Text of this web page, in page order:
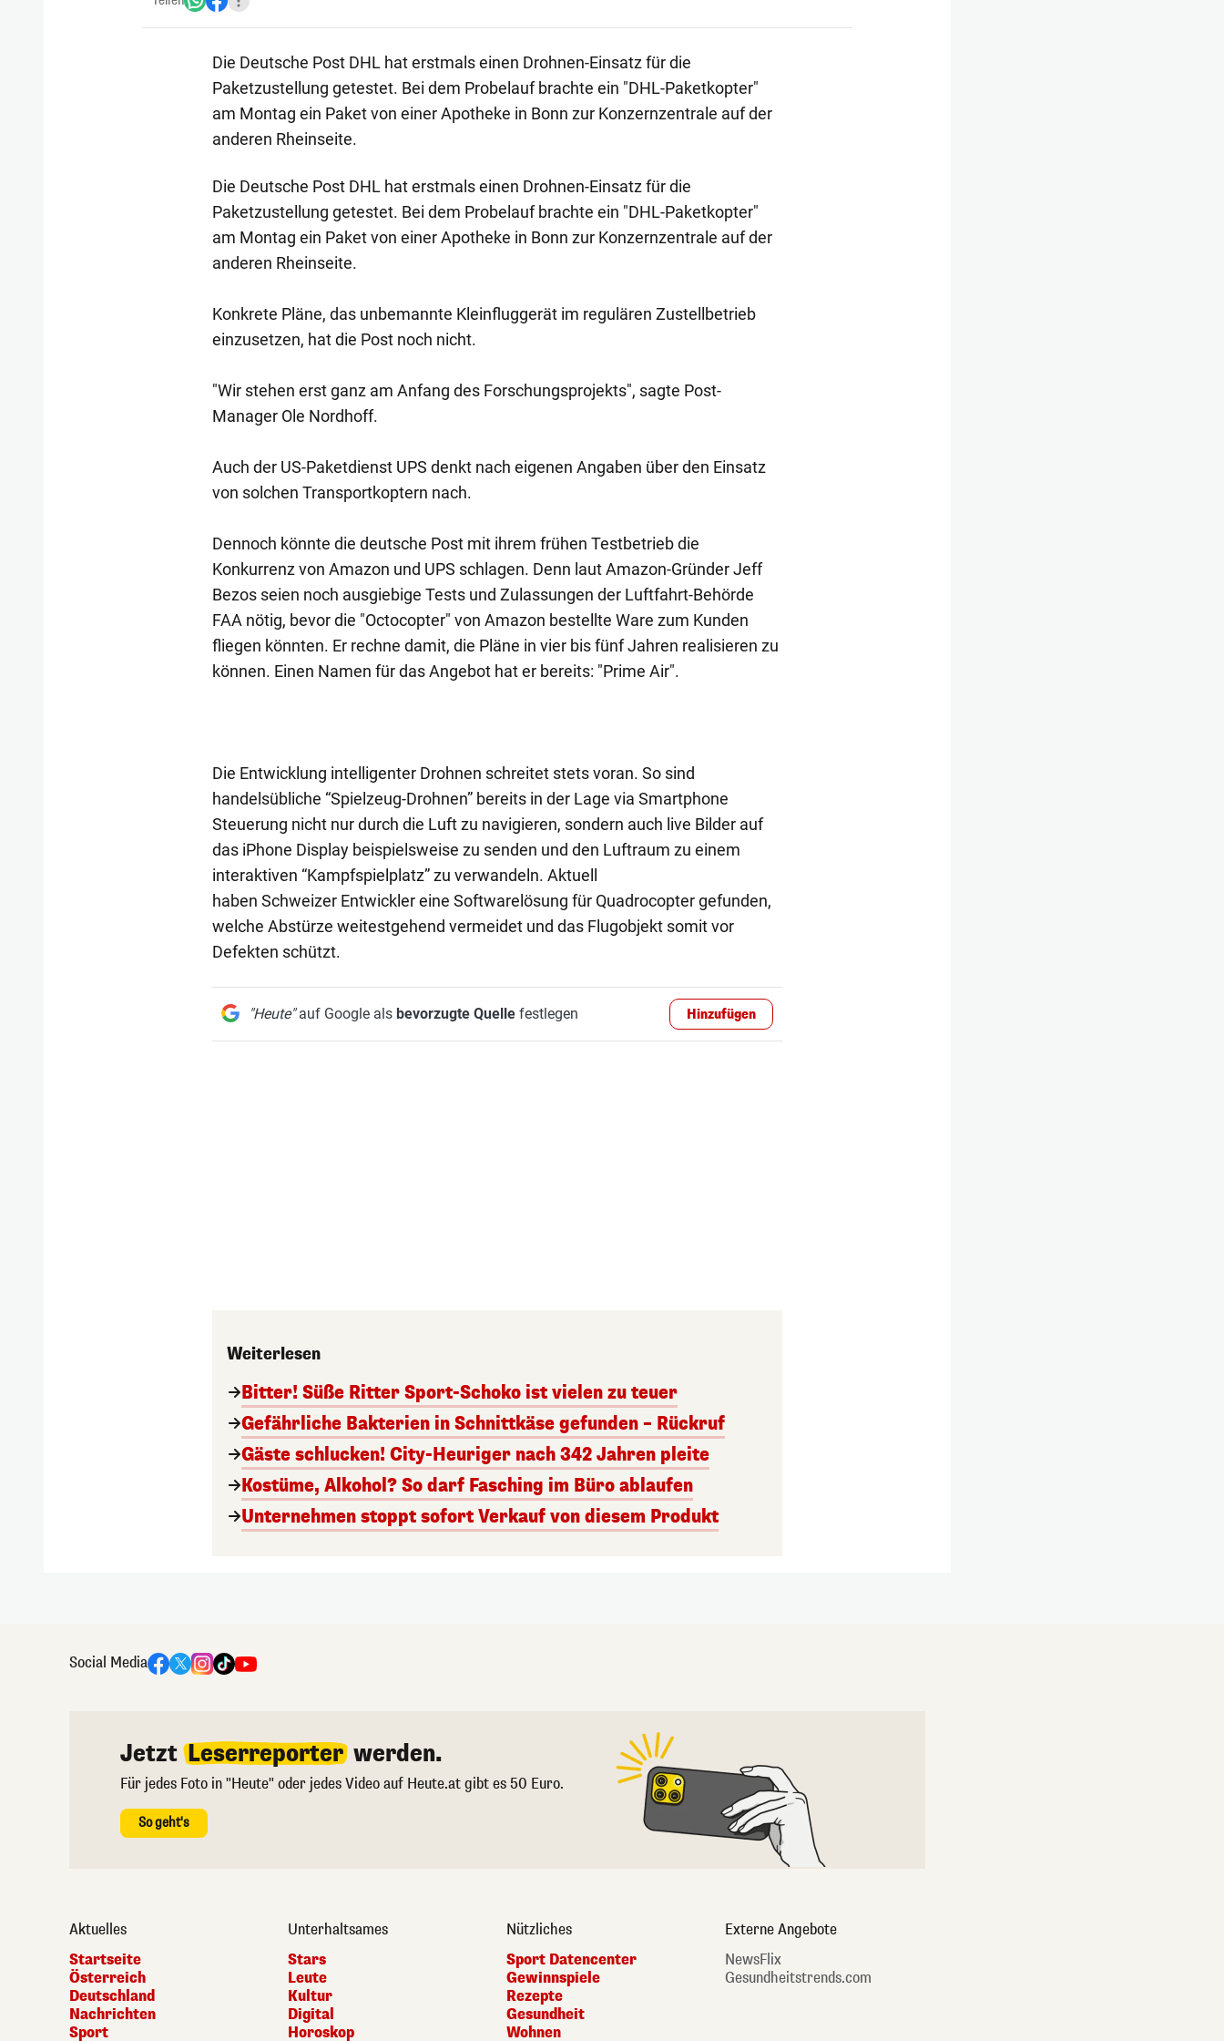
Die Deutsche Post DHL hat erstmals einen Drohnen-Einsatz für die
Paketzustellung getestet. Bei dem Probelauf brachte ein "DHL-Paketkopter"
am Montag ein Paket von einer Apotheke in Bonn zur Konzernzentrale auf der
anderen Rheinseite.
Die Deutsche Post DHL hat erstmals einen Drohnen-Einsatz für die
Paketzustellung getestet. Bei dem Probelauf brachte ein "DHL-Paketkopter"
am Montag ein Paket von einer Apotheke in Bonn zur Konzernzentrale auf der
anderen Rheinseite.
Konkrete Pläne, das unbemannte Kleinfluggerät im regulären Zustellbetrieb
einzusetzen, hat die Post noch nicht.
"Wir stehen erst ganz am Anfang des Forschungsprojekts", sagte Post-
Manager Ole Nordhoff.
Auch der US-Paketdienst UPS denkt nach eigenen Angaben über den Einsatz
von solchen Transportkoptern nach.
Dennoch könnte die deutsche Post mit ihrem frühen Testbetrieb die
Konkurrenz von Amazon und UPS schlagen. Denn laut Amazon-Gründer Jeff
Bezos seien noch ausgiebige Tests und Zulassungen der Luftfahrt-Behörde
FAA nötig, bevor die "Octocopter" von Amazon bestellte Ware zum Kunden
fliegen könnten. Er rechne damit, die Pläne in vier bis fünf Jahren realisieren zu
können. Einen Namen für das Angebot hat er bereits: "Prime Air".
Die Entwicklung intelligenter Drohnen schreitet stets voran. So sind
handelsübliche “Spielzeug-Drohnen” bereits in der Lage via Smartphone
Steuerung nicht nur durch die Luft zu navigieren, sondern auch live Bilder auf
das iPhone Display beispielsweise zu senden und den Luftraum zu einem
interaktiven “Kampfspielplatz” zu verwandeln. Aktuell
haben Schweizer Entwickler eine Softwarelösung für Quadrocopter gefunden,
welche Abstürze weitestgehend vermeidet und das Flugobjekt somit vor
Defekten schützt.
"Heute"auf Google als bevorzugte Quellefestlegen Hinzufügen
Weiterlesen
Bitter! Süße Ritter Sport-Schoko ist vielen zu teuer
Gefährliche Bakterien in Schnittkäse gefunden – Rückruf
Gäste schlucken! City-Heuriger nach 342 Jahren pleite
Kostüme, Alkohol? So darf Fasching im Büro ablaufen
Unternehmen stoppt sofort Verkauf von diesem Produkt
Social Media
Jetzt Leserreporter werden.
Für jedes Foto in "Heute" oder jedes Video auf Heute.at gibt es 50 Euro.
So geht's
Aktuelles
Startseite
Österreich
Deutschland
Nachrichten
Sport
Unterhaltsames
Stars
Leute
Kultur
Digital
Horoskop
Nützliches
Sport Datencenter
Gewinnspiele
Rezepte
Gesundheit
Wohnen
Externe Angebote
NewsFlix
Gesundheitstrends.com